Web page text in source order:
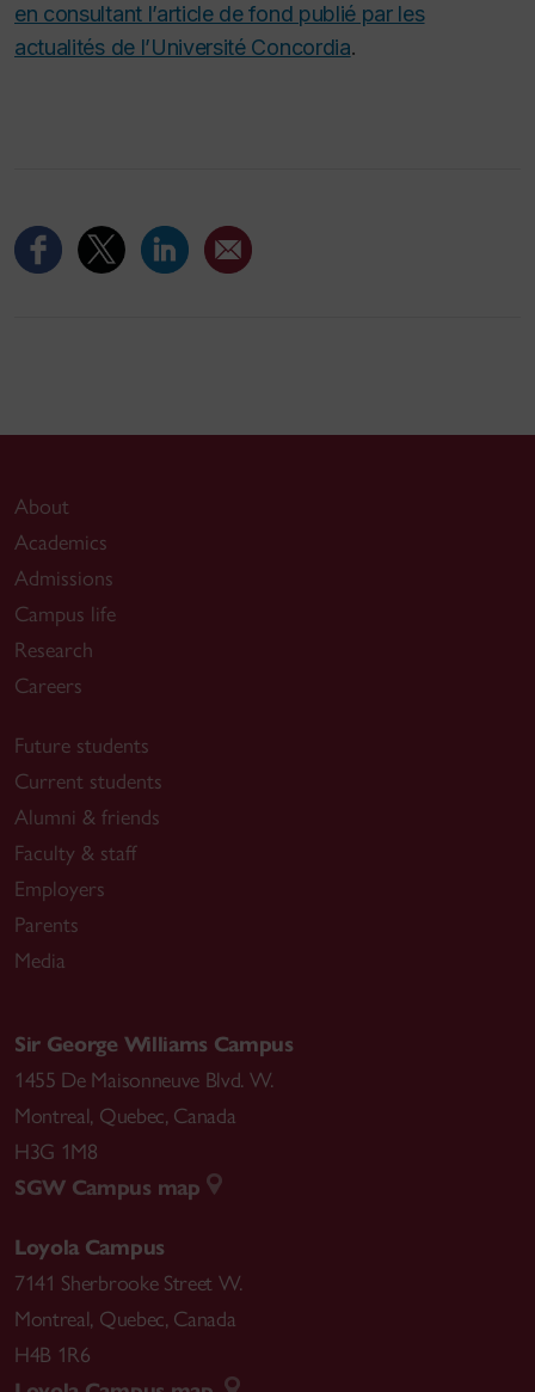
en consultant l’article de fond publié par les
actualités de l’Université Concordia.
About
Academics
Admissions
Campus life
Research
Careers
Future students
Current students
Alumni & friends
Faculty & staff
Employers
Parents
Media
Sir George Williams Campus
1455 De Maisonneuve Blvd. W.
Montreal, Quebec, Canada
H3G 1M8
SGW Campus map
Loyola Campus
7141 Sherbrooke Street W.
Montreal, Quebec, Canada
H4B 1R6